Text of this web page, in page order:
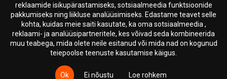
© 2018 - 2026 DION SPORTLAB®. Kõik õigused kaitstud.
reklaamide isikupärastamiseks, sotsiaalmeedia funktsioonide
pakkumiseks ning liikluse analüüsimiseks. Edastame teavet selle
kohta, kuidas meie saiti kasutate, ka oma sotsiaalmeedia ,
reklaami- ja analüüsipartneritele, kes võivad seda kombineerida
muu teabega, mida olete neile esitanud või mida nad on kogunud
teiepoolse teenuste kasutamise käigus.
Ok Ei nõustu Loe rohkem